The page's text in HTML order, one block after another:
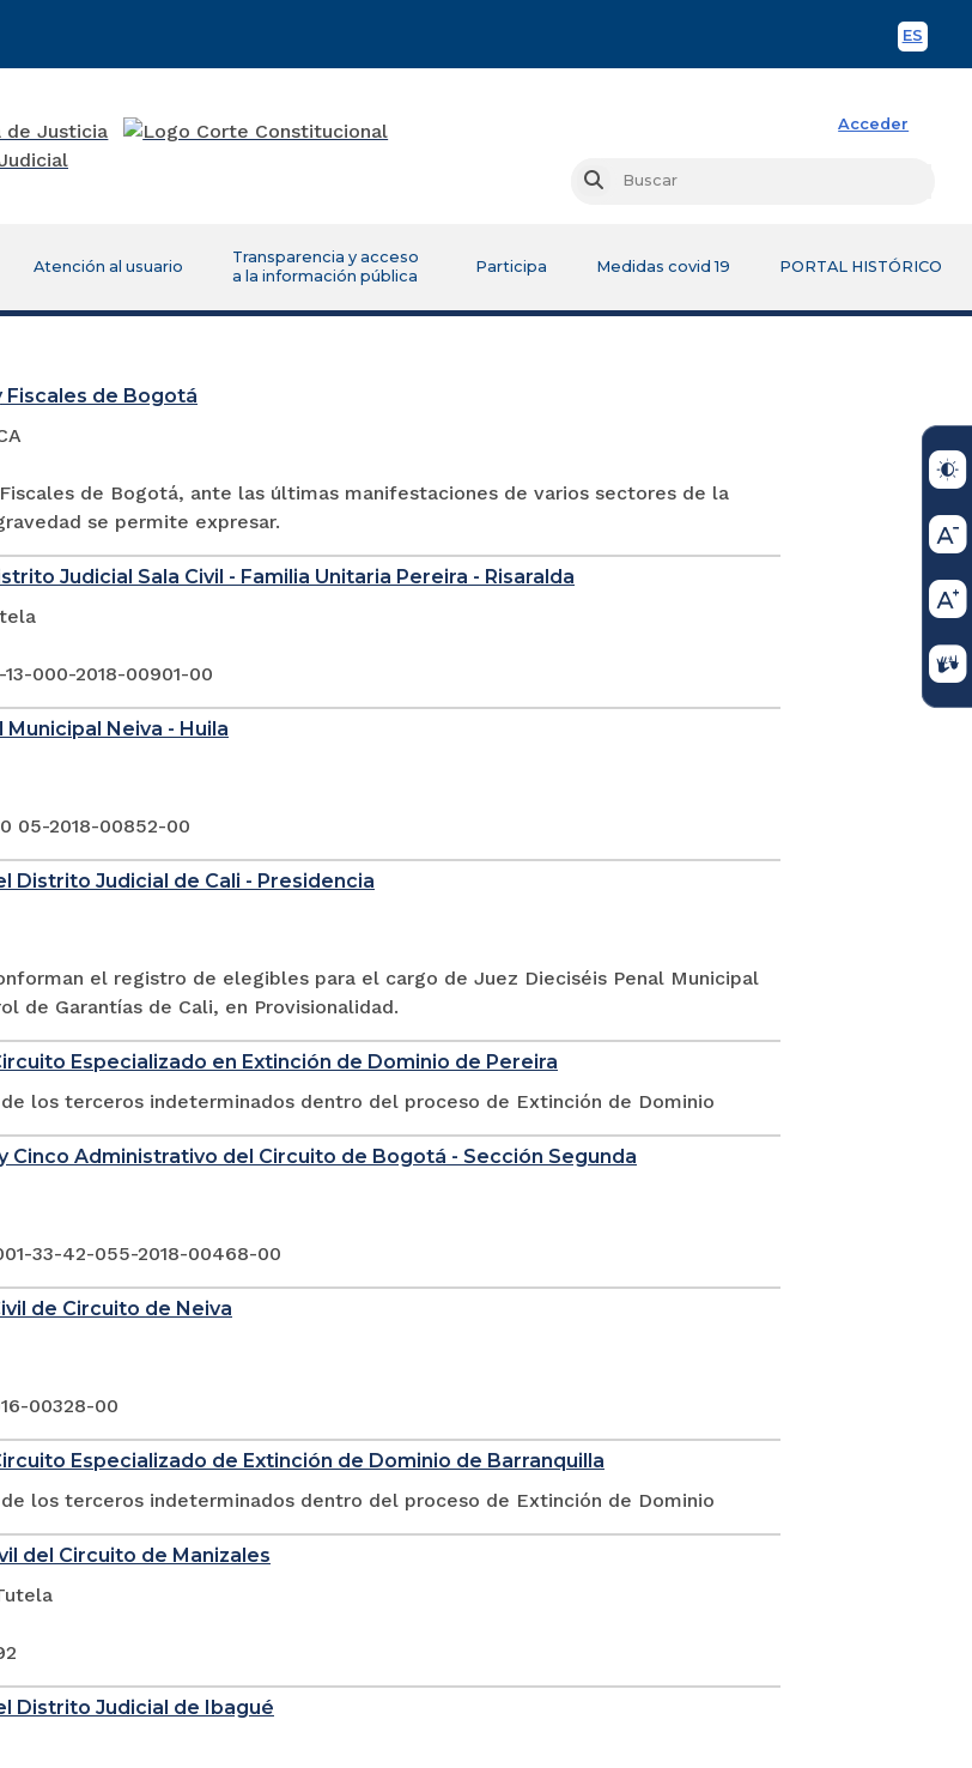
ES
Acceder
Buscar
Atención al usuario
Transparencia y acceso
a la información pública
Participa Medidas covid 19 PORTAL HISTÓRICO
Fiscales de Bogotá
de Bogotá, ante las últimas manifestaciones de varios sectores de la
se permite expresar.
Judicial Sala Civil - Familia Unitaria Pereira - Risaralda
000-2018-00901-00
Neiva - Huila
05-2018-00852-00
Distrito Judicial de Cali - Presidencia
el registro de elegibles para el cargo de Juez Dieciséis Penal Municipal
de Garantías de Cali, en Provisionalidad.
Especializado en Extinción de Dominio de Pereira
los terceros indeterminados dentro del proceso de Extinción de Dominio
Cinco Administrativo del Circuito de Bogotá - Sección Segunda
33-42-055-2018-00468-00
de Circuito de Neiva
00328-00
Especializado de Extinción de Dominio de Barranquilla
los terceros indeterminados dentro del proceso de Extinción de Dominio
del Circuito de Manizales
Distrito Judicial de Ibagué